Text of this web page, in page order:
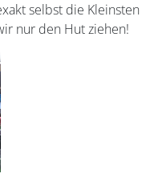
selbst die Kleinsten
nur den Hut ziehen!